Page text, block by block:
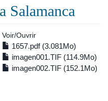
Salamanca
Voir/Ouvrir
1657.pdf (3.081Mo)
imagen001.TIF (114.9Mo)
imagen002.TIF (152.1Mo)